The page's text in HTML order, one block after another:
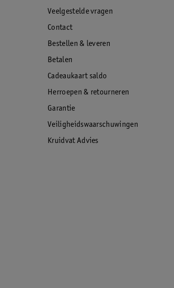
Veelgestelde vragen
Contact
Bestellen & leveren
Betalen
Cadeaukaart saldo
Herroepen & retourneren
Garantie
Veiligheidswaarschuwingen
Kruidvat Advies